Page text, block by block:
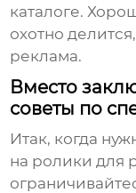
каталоге.
охотно
реклама.
Вместо
советы по
Итак, когда
на ролики для